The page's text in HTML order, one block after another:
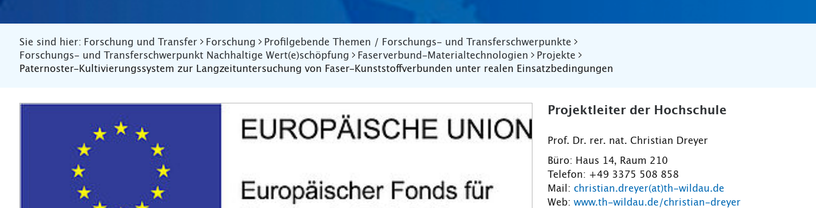
Sie sind hier: Forschung und Transfer Forschung
Profilgebende Themen / Forschungs- und Transferschwerpunkte
Forschungs- und Transferschwerpunkt Nachhaltige Wert(e)schöpfung
Faserverbund-Materialtechnologien
Projekte
Paternoster-Kultivierungssystem zur Langzeituntersuchung von Faser-Kunststoffverbunden unter realen Einsatzbedingungen
Projektleiter der Hochschule
Prof. Dr. rer. nat. Christian Dreyer
Büro: Haus 14, Raum 210
Telefon: +49 3375 508 858
Mail: christian.dreyer(at)th-wildau.de
Web: www.th-wildau.de/christian-dreyer